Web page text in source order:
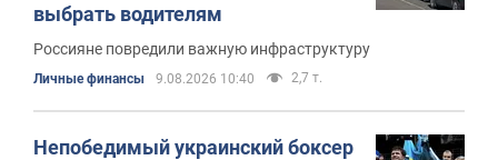
выбрать водителям
Россияне повредили важную инфраструктуру
Личные финансы 9.08.2026 10:40 2,7 т.
Непобедимый украинский боксер